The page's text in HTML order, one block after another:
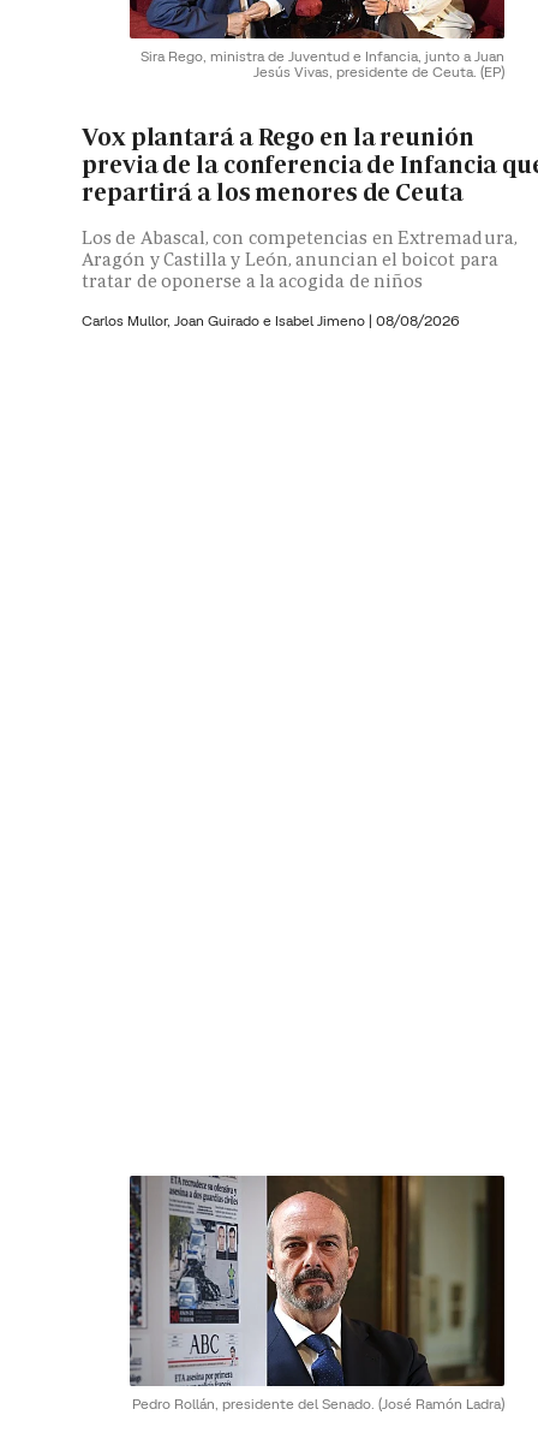
Sira Rego, ministra de Juventud e Infancia, junto a Juan
Jesús Vivas, presidente de Ceuta. (EP)
Vox plantará a Rego en la reunión
previa de la conferencia de Infancia
repartirá a los menores de Ceuta
Los de Abascal, con competencias en Extremadura,
Aragón y Castilla y León, anuncian el boicot para
tratar de oponerse a la acogida de niños
Carlos Mullor, Joan Guirado e Isabel Jimeno | 08/08/2026
Pedro Rollán, presidente del Senado. (José Ramón Ladra)